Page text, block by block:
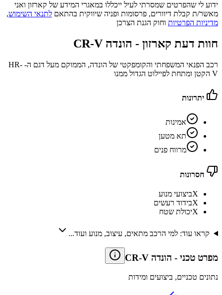
ידוע לי שהפרטים שמסרתי לעיל ייכללו במאגרי המידע של קארזון ואני
מאשר/ת קבלת דיוורים, פרסומות ופניה שיווקית בהתאם לתנאי השימוש,
מדיניות הפרטיות וחוק הגנת הצרכן
חוות דעת קארזון - הונדה CR-V
רכב הפנאי המשפחתי והקומפקטי של הונדה, הממוקם מעל דגם ה- HR-
V הקטן ומתחת לפיילוט הגדול ממנו
יתרונות
אמינות
תא מטען
מרווח פנים
חסרונות
Xביצועי מנוע
Xבידוד רעשים
Xיכולת שטח
קראו עוד: למי הרכב מתאים, עיצוב, מנוע ועוד...
מפרט טכני - הונדה CR-V
נתונים טכניים, ביצועים ומידות